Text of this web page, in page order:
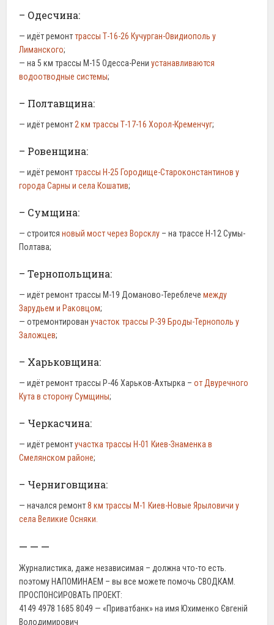
– Одесчина:
— идёт ремонттрассы Т-16-26 Кучурган-Овидиополь у
Лиманского;
— на 5 км трассы М-15 Одесса-Рениустанавливаются
водоотводные системы;
– Полтавщина:
— идёт ремонт 2 км трассы Т-17-16 Хорол-Кременчуг;
– Ровенщина:
— идёт ремонттрассы Н-25 Городище-Староконстантинов у
города Сарны и села Кошатив;
– Сумщина:
— строитсяновый мост через Ворсклу – на трассе Н-12 Сумы-
Полтава;
– Тернопольщина:
— идёт ремонт трассы М-19 Доманово-Тереблечемежду
Зарудьем и Раковцом;
— отремонтированучасток трассы Р-39 Броды-Тернополь у
Заложцев;
– Харьковщина:
— идёт ремонт трассы Р-46 Харьков-Ахтырка –от Двуречного
Кута в сторону Сумщины;
– Черкасчина:
— идёт ремонтучастка трассы Н-01 Киев-Знаменка в
Смелянском районе;
– Черниговщина:
— начался ремонт8 км трассы М-1 Киев-Новые Ярыловичи у
села Великие Осняки.
— — —
Журналистика, даже независимая – должна что-то есть.
поэтому НАПОМИНАЕМ – вы все можете помочь СВОДКАМ.
ПРОСПОНСИРОВАТЬ ПРОЕКТ:
4149 4978 1685 8049 — «Приватбанк» на имя Юхименко Євгеній
Володимирович